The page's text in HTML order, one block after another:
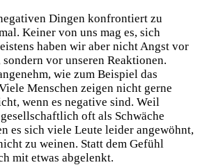
Dingen konfrontiert zu
Keiner von uns mag es, sich
haben wir aber nicht Angst vor
vor unseren Reaktionen.
wie zum Beispiel das
Menschen zeigen nicht gerne
wenn es negative sind. Weil
oft als Schwäche
es sich viele Leute leider angewöhnt,
zu weinen. Statt dem Gefühl
mit etwas abgelenkt.